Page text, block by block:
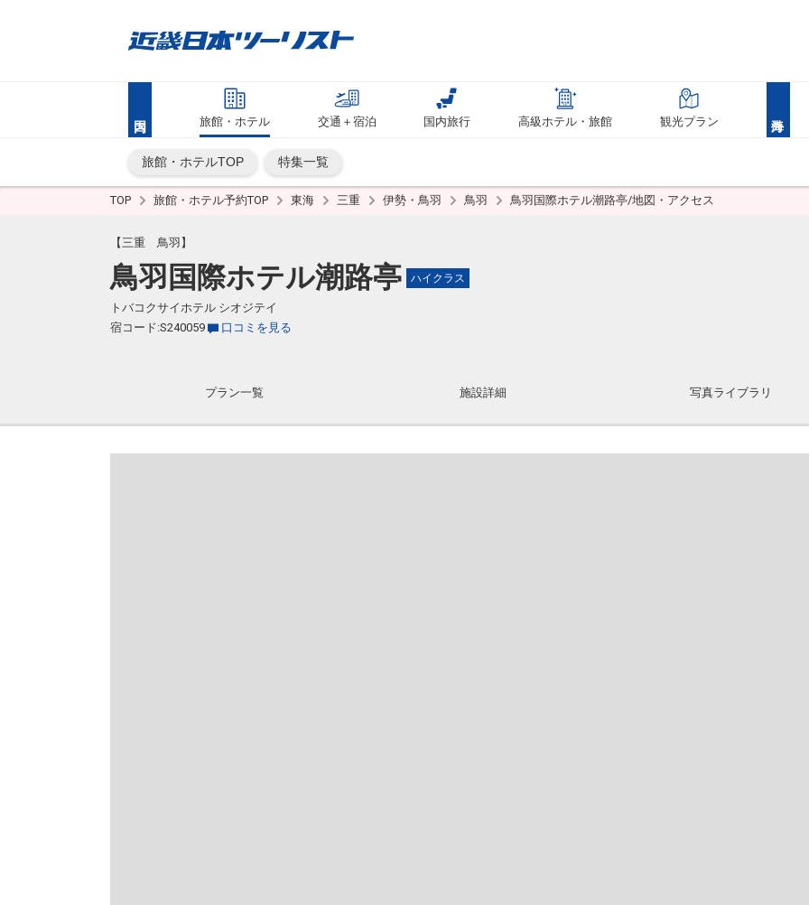
旅館・ホテル 交通＋宿泊 国内旅行 高級ホテル・旅館 観光プラン
旅館・ホテルTOP 特集一覧
TOP 旅館・ホテル予約TOP 東海 三重 伊勢・鳥羽 鳥羽 鳥羽国際ホテル潮路亭/地図・アクセス
【三重 鳥羽】
鳥羽国際ホテル潮路亭 ハイクラス
トバコクサイホテル シオジテイ
宿コード:S240059
口コミを見る
プラン一覧 施設詳細 写真ライブラリ